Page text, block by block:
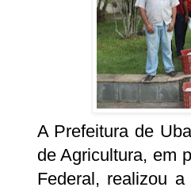
A Prefeitura de
de Agricultura, em
Federal, realizou